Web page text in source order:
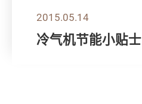
2015.05.14
冷气机节能小贴士